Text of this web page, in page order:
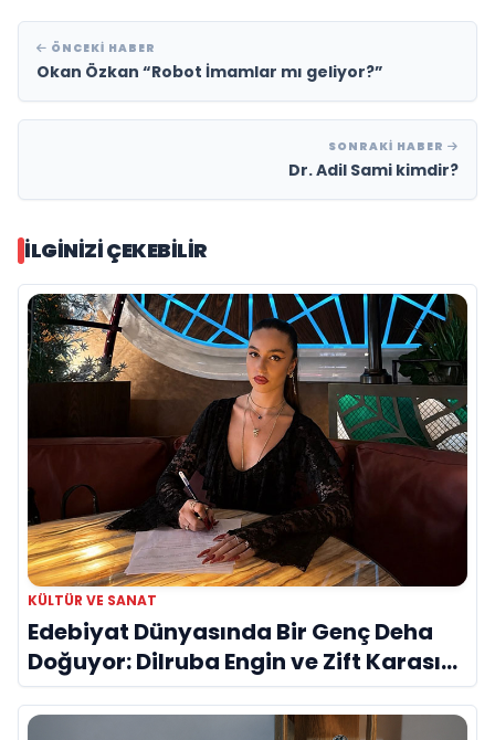
ÖNCEKI HABER
Okan Özkan “Robot İmamlar mı geliyor?”
SONRAKI HABER
Dr. Adil Sami kimdir?
İLGINIZI ÇEKEBILIR
KÜLTÜR VE SANAT
Edebiyat Dünyasında Bir Genç Deha
Doğuyor: Dilruba Engin ve Zift Karası
Evreni ‘AVENOİR’